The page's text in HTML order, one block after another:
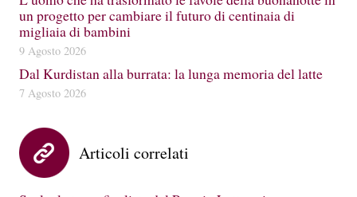
un progetto per cambiare il futuro di centinaia di
migliaia di bambini
9 Agosto 2026
Dal Kurdistan alla burrata: la lunga memoria del latte
7 Agosto 2026
Articoli correlati